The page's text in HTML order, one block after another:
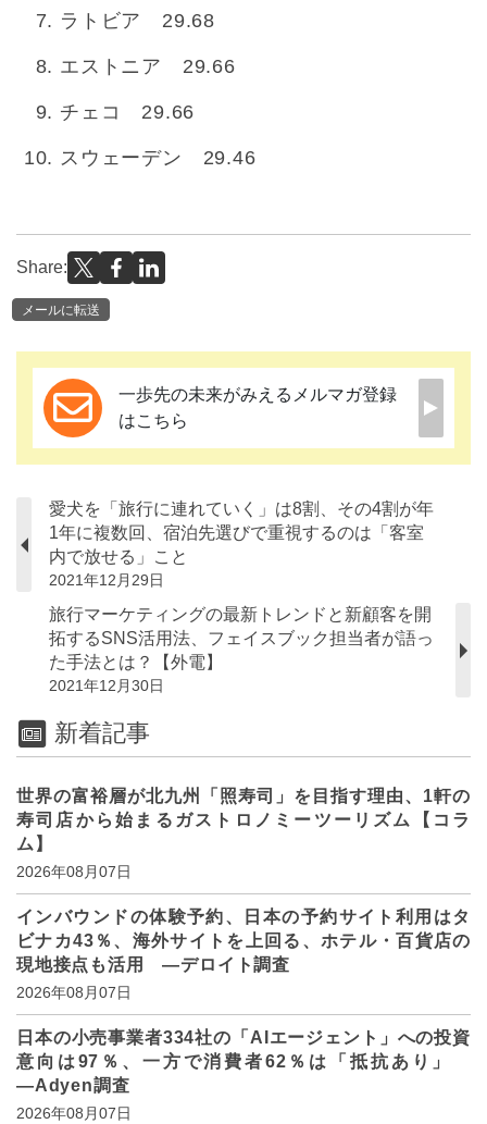
ラトビア 29.68
エストニア 29.66
チェコ 29.66
スウェーデン 29.46
Share:
メールに転送
一歩先の未来がみえるメルマガ登録
はこちら
愛犬を「旅行に連れていく」は8割、その4割が年
1年に複数回、宿泊先選びで重視するのは「客室
内で放せる」こと
2021年12月29日
旅行マーケティングの最新トレンドと新顧客を開
拓するSNS活用法、フェイスブック担当者が語っ
た手法とは？【外電】
2021年12月30日
新着記事
世界の富裕層が北九州「照寿司」を目指す理由、1軒の
寿司店から始まるガストロノミーツーリズム【コラ
ム】
2026年08月07日
インバウンドの体験予約、日本の予約サイト利用はタ
ビナカ43％、海外サイトを上回る、ホテル・百貨店の
現地接点も活用 ―デロイト調査
2026年08月07日
日本の小売事業者334社の「AIエージェント」への投資
意向は97％、一方で消費者62％は「抵抗あり」
―Adyen調査
2026年08月07日